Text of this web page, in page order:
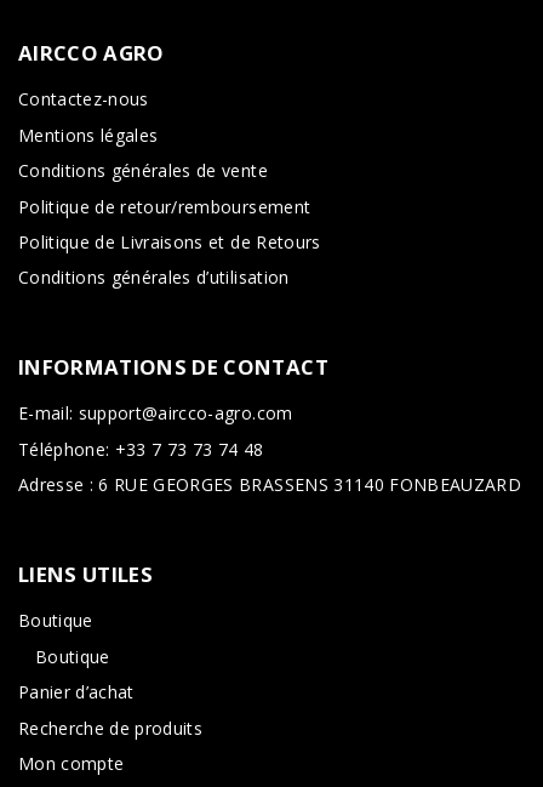
AIRCCO AGRO
Contactez-nous
Mentions légales
Conditions générales de vente
Politique de retour/remboursement
Politique de Livraisons et de Retours
Conditions générales d’utilisation
INFORMATIONS DE CONTACT
E-mail: support@aircco-agro.com
Téléphone: +33 7 73 73 74 48
Adresse : 6 RUE GEORGES BRASSENS 31140 FONBEAUZARD
LIENS UTILES
Boutique
Boutique
Panier d’achat
Recherche de produits
Mon compte